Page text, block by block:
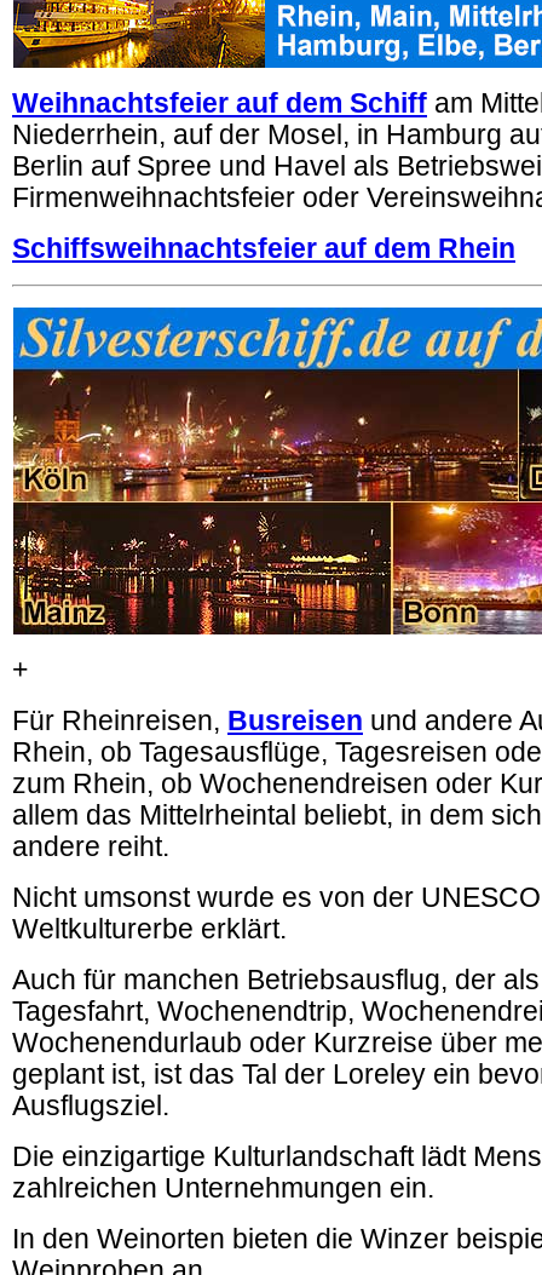
Weihnachtsfeier auf dem Schiff am
Niederrhein, auf der Mosel, in Hamburg
Berlin auf Spree und Havel als
Firmenweihnachtsfeier oder
Schiffsweihnachtsfeier auf dem Rhein
+
Für Rheinreisen, Busreisen und andere
Rhein, ob Tagesausflüge, Tagesreisen
zum Rhein, ob Wochenendreisen oder
allem das Mittelrheintal beliebt, in dem
andere reiht.
Nicht umsonst wurde es von der
Weltkulturerbe erklärt.
Auch für manchen Betriebsausflug, der
Tagesfahrt, Wochenendtrip,
Wochenendurlaub oder Kurzreise über
geplant ist, ist das Tal der Loreley ein
Ausflugsziel.
Die einzigartige Kulturlandschaft lädt
zahlreichen Unternehmungen ein.
In den Weinorten bieten die Winzer